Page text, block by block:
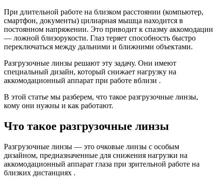
При длительной работе на близком расстоянии (компьютер,
смартфон, документы) цилиарная мышца находится в
постоянном напряжении. Это приводит к спазму аккомодации
— ложной близорукости. Глаз теряет способность быстро
переключаться между дальними и ближними объектами.
Разгрузочные линзы решают эту задачу. Они имеют
специальный дизайн, который снижает нагрузку на
аккомодационный аппарат при работе вблизи .
В этой статье мы разберем, что такое разгрузочные линзы,
кому они нужны и как работают.
Что такое разгрузочные линзы
Разгрузочные линзы — это очковые линзы с особым
дизайном, предназначенные для снижения нагрузки на
аккомодационный аппарат глаза при зрительной работе на
близких дистанциях .